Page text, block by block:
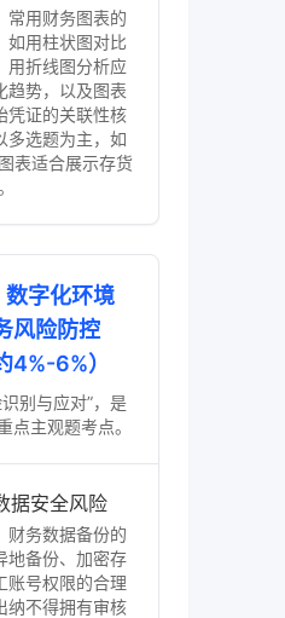
常用财务图表的
如用柱状图对比
用折线图分析应
趋势，以及图表
凭证的关联性核
多选题为主，如
表适合展示存货
字化环境
风险防控
4%-6%）
别与应对”，是
点主观题考点。
据安全风险
财务数据备份的
地备份、加密存
账号权限的合理
纳不得拥有审核